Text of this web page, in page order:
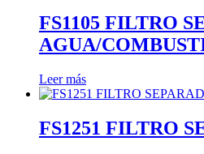
FS1105 FILTRO
AGUA/
Leer más
FS1251 FILTRO